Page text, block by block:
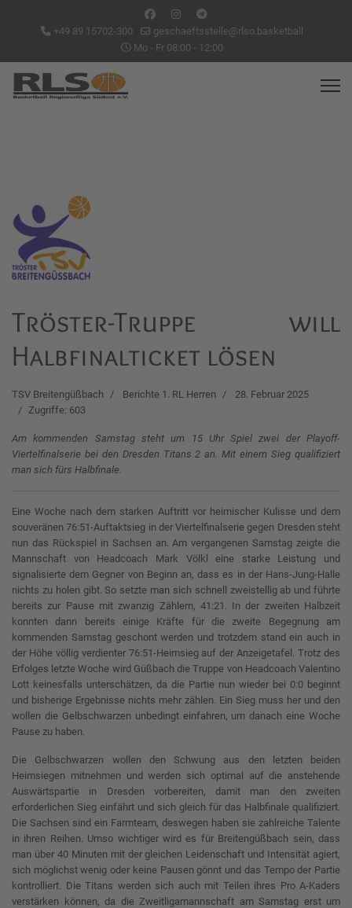
+49 89 15702-300
geschaeftsstelle@rlso.basketball
Mo - Fr 08:00 - 12:00
Tröster-Truppe will
Halbfinalticket lösen
TSV Breitengüßbach Berichte 1. RL Herren
28. Februar 2025
Zugriffe: 603
Am kommenden Samstag steht um 15 Uhr Spiel zwei der Playoff-
Viertelfinalserie bei den Dresden Titans 2 an. Mit einem Sieg qualifiziert
man sich fürs Halbfinale.
Eine Woche nach dem starken Auftritt vor heimischer Kulisse und dem
souveränen 76:51-Auftaktsieg in der Viertelfinalserie gegen Dresden steht
nun das Rückspiel in Sachsen an. Am vergangenen Samstag zeigte die
Mannschaft von Headcoach Mark Völkl eine starke Leistung und
signalisierte dem Gegner von Beginn an, dass es in der Hans-Jung-Halle
nichts zu holen gibt. So setzte man sich schnell zweistellig ab und führte
bereits zur Pause mit zwanzig Zählern, 41:21. In der zweiten Halbzeit
konnten dann bereits einige Kräfte für die zweite Begegnung am
kommenden Samstag geschont werden und trotzdem stand ein auch in
der Höhe völlig verdienter 76:51-Heimsieg auf der Anzeigetafel. Trotz des
Erfolges letzte Woche wird Güßbach die Truppe von Headcoach Valentino
Lott keinesfalls unterschätzen, da die Partie nun wieder bei 0:0 beginnt
und bisherige Ergebnisse nichts mehr zählen. Ein Sieg muss her und den
wollen die Gelbschwarzen unbedingt einfahren, um danach eine Woche
Pause zu haben.
Die Gelbschwarzen wollen den Schwung aus den letzten beiden
Heimsiegen mitnehmen und werden sich optimal auf die anstehende
Auswärtspartie in Dresden vorbereiten, damit man den zweiten
erforderlichen Sieg einfährt und sich gleich für das Halbfinale qualifiziert.
Die Sachsen sind ein Farmteam, deswegen haben sie zahlreiche Talente
in ihren Reihen. Umso wichtiger wird es für Breitengüßbach sein, dass
man über 40 Minuten mit der gleichen Leidenschaft und Intensität agiert,
sich möglichst wenig oder keine Pausen gönnt und das Tempo der Partie
kontrolliert. Die Titans werden sich auch mit Teilen ihres Pro A-Kaders
verstärken können, da die Zweitligamannschaft am Samstag erst um